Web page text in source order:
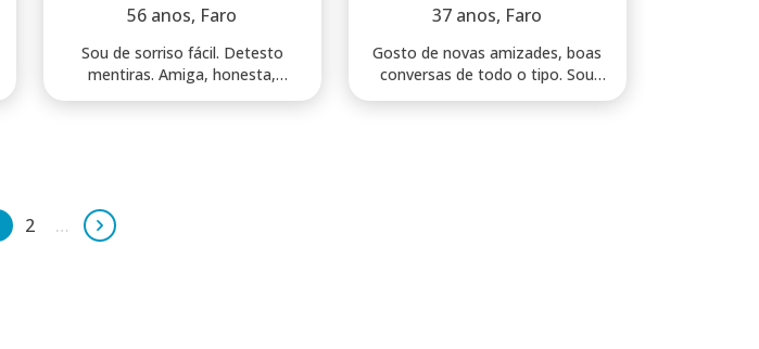
56 anos, Faro
Sou de sorriso fácil. Detesto
mentiras. Amiga, honesta,
verdadeira. Nã...
37 anos, Faro
Gosto de novas amizades, boas
conversas de todo o tipo. Sou
educada e...
2 …